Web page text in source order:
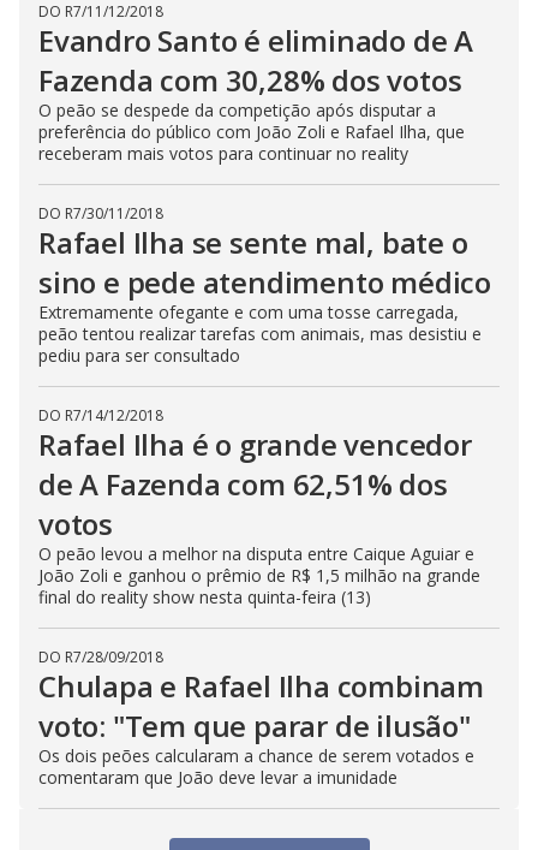
DO R7/11/12/2018
Evandro Santo é eliminado de A
Fazenda com 30,28% dos votos
O peão se despede da competição após disputar a
preferência do público com João Zoli e Rafael Ilha, que
receberam mais votos para continuar no reality
DO R7/30/11/2018
Rafael Ilha se sente mal, bate o
sino e pede atendimento médico
Extremamente ofegante e com uma tosse carregada,
peão tentou realizar tarefas com animais, mas desistiu e
pediu para ser consultado
DO R7/14/12/2018
Rafael Ilha é o grande vencedor
de A Fazenda com 62,51% dos
votos
O peão levou a melhor na disputa entre Caique Aguiar e
João Zoli e ganhou o prêmio de R$ 1,5 milhão na grande
final do reality show nesta quinta-feira (13)
DO R7/28/09/2018
Chulapa e Rafael Ilha combinam
voto: "Tem que parar de ilusão"
Os dois peões calcularam a chance de serem votados e
comentaram que João deve levar a imunidade